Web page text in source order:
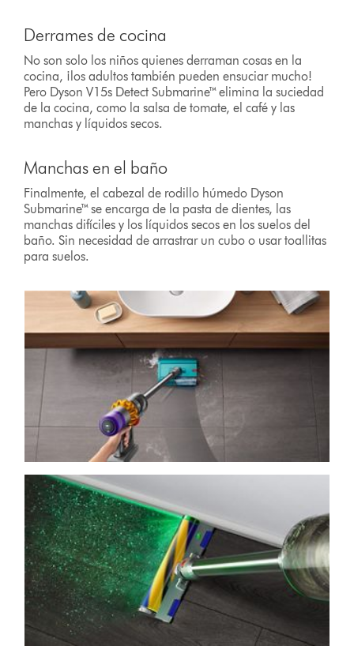
Derrames de cocina
No son solo los niños quienes derraman cosas en la
cocina, ¡los adultos también pueden ensuciar mucho!
Pero Dyson V15s Detect Submarine™ elimina la suciedad
de la cocina, como la salsa de tomate, el café y las
manchas y líquidos secos.
Manchas en el baño
Finalmente, el cabezal de rodillo húmedo Dyson
Submarine™ se encarga de la pasta de dientes, las
manchas difíciles y los líquidos secos en los suelos del
baño. Sin necesidad de arrastrar un cubo o usar toallitas
para suelos.